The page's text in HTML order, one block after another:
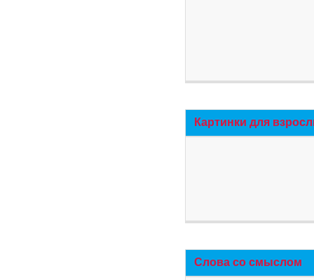
Картинки для
Слова со смыслом